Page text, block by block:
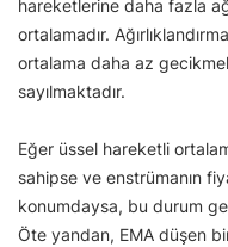
hareketlerine daha fazla
ortalamadır.
ortalama daha az
sayılmaktadır.
Eğer üssel hareketli
sahipse ve enstrümanın
konumdaysa, bu durum
Öte yandan, EMA düşen